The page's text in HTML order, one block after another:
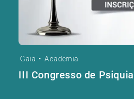
Gaia • Academia
III Congresso de